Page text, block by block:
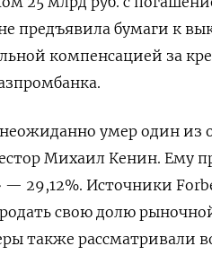
предъявила бумаги к
компенсацией за
умер один из
Михаил Кенин. Ему
29,12%. Источники
свою долю
также рассматривали